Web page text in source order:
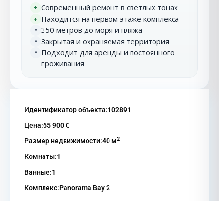
+ Современный ремонт в светлых тонах
+ Находится на первом этаже комплекса
• 350 метров до моря и пляжа
• Закрытая и охраняемая территория
• Подходит для аренды и постоянного
проживания
Идентификатор объекта:102891
Цена:65 900 €
Размер недвижимости:40 м2
Комнаты:1
Ванные:1
Комплекс:Panorama Bay 2